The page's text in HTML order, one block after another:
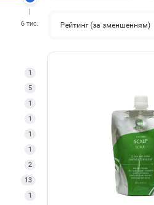
6 тис.
1
5
1
1
1
1
2
13
1
Рейтинг (за зменшенням)